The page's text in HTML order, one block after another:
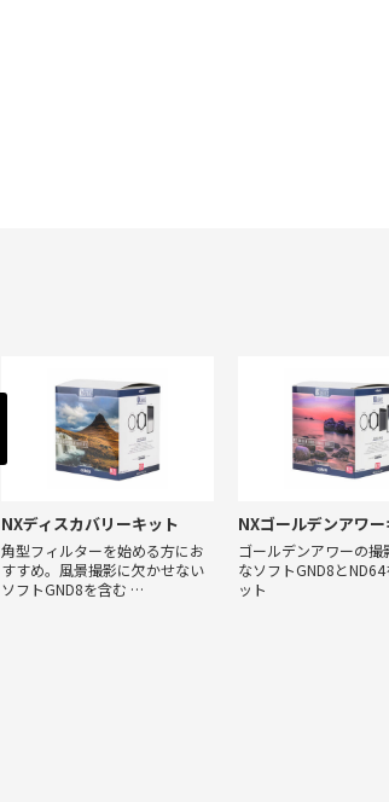
NXディスカバリーキット
角型フィルターを始める方にお
すすめ。風景撮影に欠かせない
ソフトGND8を含む …
NXゴールデンアワ
ゴールデンアワーの撮
なソフトGND8と
ット